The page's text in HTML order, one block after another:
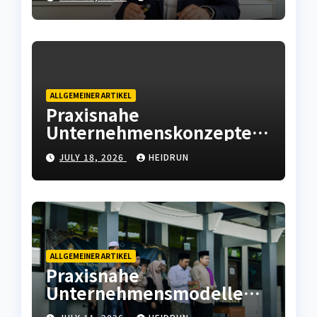
Betriebsstrategie
ALLGEMEINER ARTIKEL
Praxisnahe
Unternehmenskonzepte
mit wirtschaftlicher
Weitsicht
JULY 18, 2026 HEIDRUN
ALLGEMEINER ARTIKEL
Praxisnahe
Unternehmensmodelle
für wirtschaftliche